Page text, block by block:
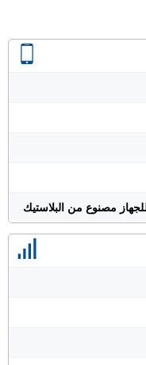
مصنوع من البلاستيك